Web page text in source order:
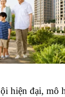
hiện đại, mô